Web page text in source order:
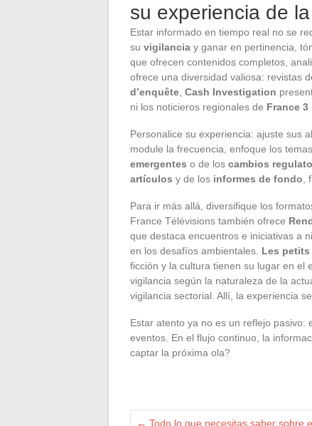
su experiencia de
Estar informado en tiempo real no se
su vigilancia y ganar en pertinencia,
que ofrecen contenidos completos,
ofrece una diversidad valiosa: revistas
d’enquête Cash Investigation
ni los noticieros regionales de France 3
Personalice su experiencia: ajuste sus
module la frecuencia, enfoque los
emergentes o de los cambios
artículos y de los informes de fondo
Para ir más allá, diversifique los
France Télévisions también ofrece
que destaca encuentros e iniciativas a
en los desafíos ambientales. Les petits
ficción y la cultura tienen su lugar en el
vigilancia según la naturaleza de la
vigilancia sectorial. Allí, la experiencia
Estar atento ya no es un reflejo
eventos. En el flujo continuo, la
captar la próxima ola?
← Todo lo que necesitas saber sobre